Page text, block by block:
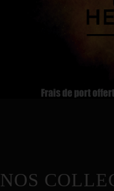
NOS